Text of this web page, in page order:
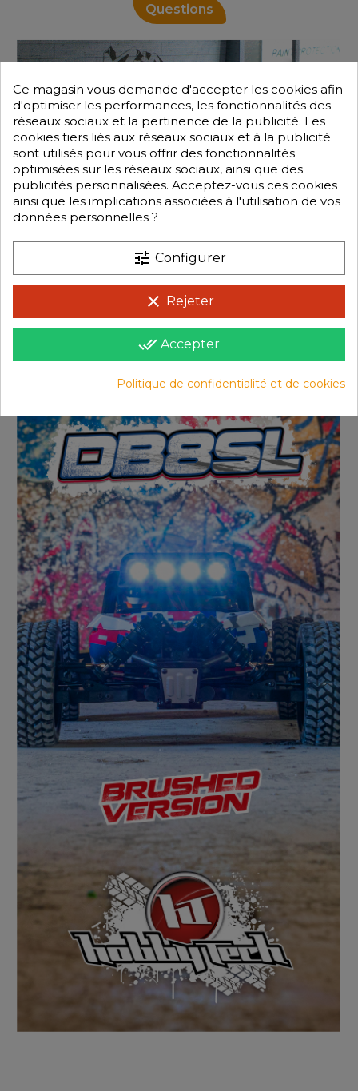
Questions
Ce magasin vous demande d'accepter les cookies afin
d'optimiser les performances, les fonctionnalités des
réseaux sociaux et la pertinence de la publicité. Les
cookies tiers liés aux réseaux sociaux et à la publicité
sont utilisés pour vous offrir des fonctionnalités
optimisées sur les réseaux sociaux, ainsi que des
publicités personnalisées. Acceptez-vous ces cookies
ainsi que les implications associées à l'utilisation de vos
données personnelles ?
tune Configurer
clear Rejeter
done_all Accepter
Politique de confidentialité et de cookies